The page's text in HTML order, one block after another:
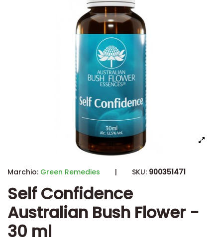
Marchio: Green Remedies | SKU: 900351471
Self Confidence
Australian Bush Flower -
30 ml